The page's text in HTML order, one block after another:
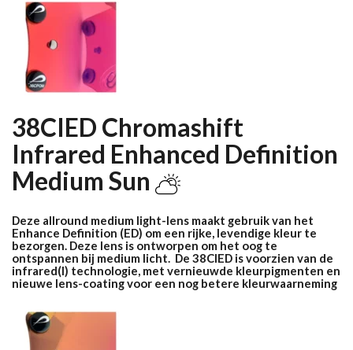
38CIED Chromashift
Infrared Enhanced Definition
Medium Sun
Deze allround medium light-lens maakt gebruik van het
Enhance Definition (ED) om een ​​rijke, levendige kleur te
bezorgen. Deze lens is ontworpen om het oog te
ontspannen bij medium licht. De 38CIED is voorzien van de
infrared(I) technologie, met vernieuwde kleurpigmenten en
nieuwe lens-coating voor een nog betere kleurwaarneming